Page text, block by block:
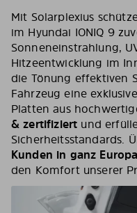
Mit Solarplexius
im Hyundai IONIQ 9
Sonneneinstrahlung,
Hitzeentwicklung im
die Tönung effektiven
Fahrzeug eine
Platten aus
& zertifiziert und
Sicherheitsstandards.
Kunden in ganz Europa
den Komfort unserer